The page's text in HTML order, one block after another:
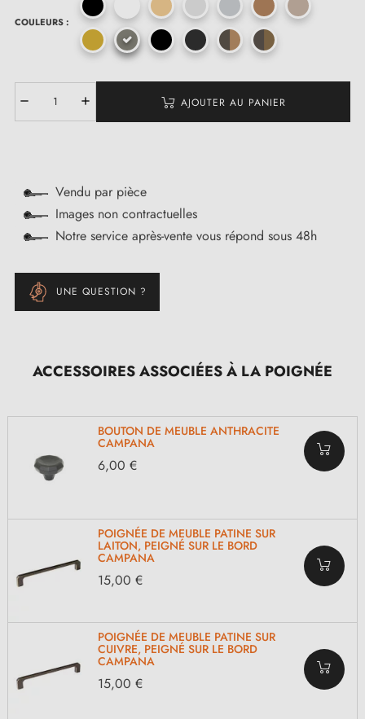
COULEURS :
AJOUTER AU PANIER
Vendu par pièce
Images non contractuelles
Notre service après-vente vous répond sous 48h
UNE QUESTION ?
ACCESSOIRES ASSOCIÉES À LA POIGNÉE
BOUTON DE MEUBLE ANTHRACITE
CAMPANA
6,00 €
POIGNÉE DE MEUBLE PATINE SUR
LAITON, PEIGNÉ SUR LE BORD
CAMPANA
15,00 €
POIGNÉE DE MEUBLE PATINE SUR
CUIVRE, PEIGNÉ SUR LE BORD
CAMPANA
15,00 €